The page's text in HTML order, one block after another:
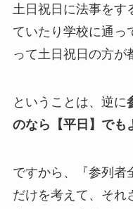
土日祝日に法事をす
ていたり学校に通っ
って土日祝日の方が
ということは、逆に
のなら【平日】でも
ですから、『参列者
だけを考えて、それ